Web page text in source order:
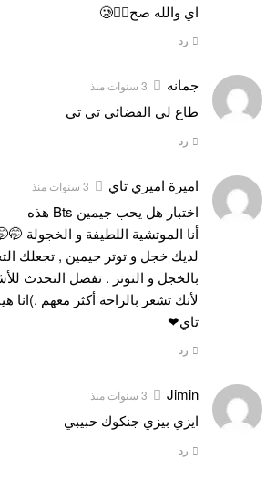
اي والله صح👍🏻🥲
رد
جمانه 3 سنوات منذ
طاع لي الفضائي تي تي
رد
اميرة اميري تاي 3 سنوات منذ
اختبار هل يحب جيمين Bts هذه
أنا الموتشية اللطيفة و الخجولة
لديك خجل و توتر جيمين , تجعلك
بالخجل و التوتر . تفضل التحدث
لأنك تشعر بالراحة أكثر معهم
تاي❤
رد
Jimin 3 سنوات منذ
ايزي بيزي جنكوك حبيبي
رد